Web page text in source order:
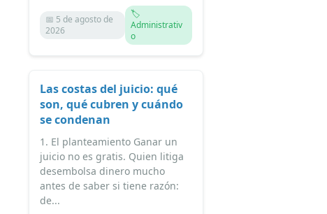
📅 5 de agosto de
2026
🏷️
Administrativ
o
Las costas del juicio: qué
son, qué cubren y cuándo
se condenan
1. El planteamiento Ganar un
juicio no es gratis. Quien litiga
desembolsa dinero mucho
antes de saber si tiene razón:
de...